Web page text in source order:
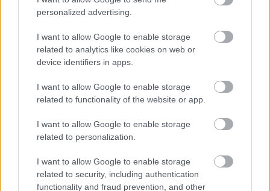
personalized advertising.
I want to allow Google to enable storage
related to analytics like cookies on web or
device identifiers in apps.
I want to allow Google to enable storage
related to functionality of the website or app.
I want to allow Google to enable storage
related to personalization.
I want to allow Google to enable storage
related to security, including authentication
functionality and fraud prevention, and other
helyzet; praktikus visszajelzéseket és tanácsokat
kapjanak a szereplésükkel kapcsolatosan az interjút
Tanúsítvány átadásaaz egyéni kompetenciákról
(DÉTPass) és szakértői visszajelzések adása, ill.
résztvevői értékelések gyűjtése. A program lezáró
eleme, mely során a résztvevő hivatalos
dokumentumot kap a teljes programcsomag alatt is
fejlesztett kompetenciáiról, egyéni visszajelzéseket
kap a velük foglalkozó szakemberektől, illetve a
működtetők is visszajelzést, javaslatokat kapnak a
tanulóktól.